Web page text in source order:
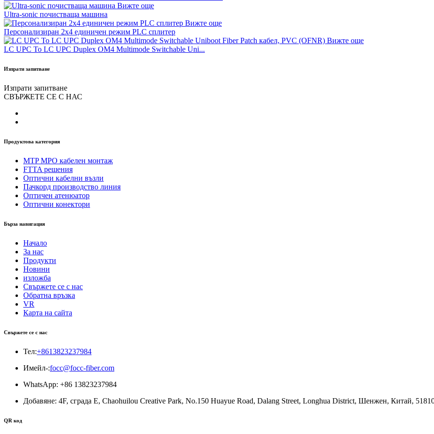
Вижте още
Ultra-sonic почистваща машина
Вижте още
Персонализиран 2x4 единичен режим PLC сплитер
Вижте още
LC UPC To LC UPC Duplex OM4 Multimode Switchable Uni...
Изпрати запитване
Изпрати запитване
СВЪРЖЕТЕ СЕ С НАС
Продуктова категория
MTP MPO кабелен монтаж
FTTA решения
Оптични кабелни възли
Пачкорд производство линия
Оптичен атенюатор
Оптични конектори
Бърза навигация
Начало
За нас
Продукти
Новини
изложба
Свържете се с нас
Обратна връзка
VR
Карта на сайта
Свържете се с нас
Тел:+8613823237984
Имейл-:focc@focc-fiber.com
WhatsApp: +86 13823237984
Добавяне: 4F, ​​сграда E, Chaohuilou Creative Park, No.150 Huayue Road, Dalang Street, Longhua District, Шенжен, Китай,
QR код